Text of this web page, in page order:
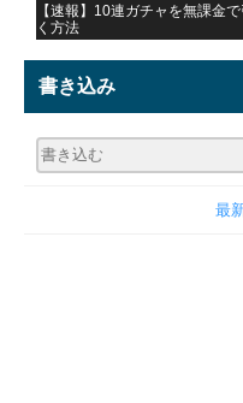
【速報】10連ガチャを無課金で
く方法
書き込み
最